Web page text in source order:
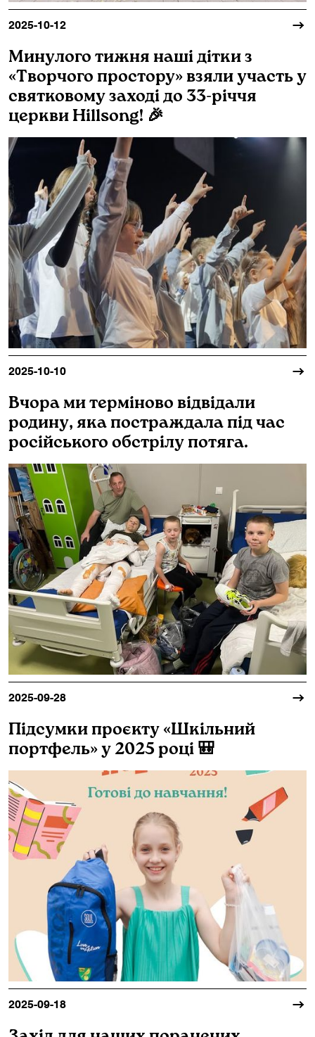
2025-10-12
Минулого тижня наші дітки з
«Творчого простору» взяли участь у
святковому заході до 33-річчя
церкви Hillsong! 🎉
2025-10-10
Вчора ми терміново відвідали
родину, яка постраждала під час
російського обстрілу потяга.
2025-09-28
Підсумки проєкту «Шкільний
портфель» у 2025 році 🎒
2025-09-18